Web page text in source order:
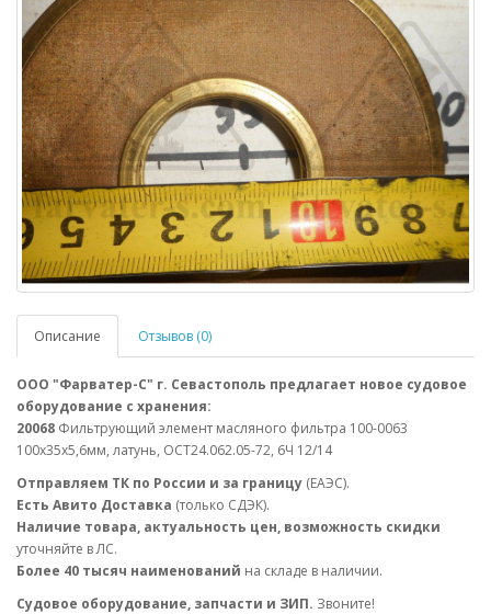
Описание Отзывов (0)
ООО "Фарватер-С" г. Севастополь предлагает новое судовое
оборудование с хранения:
20068 Фильтрующий элемент масляного фильтра 100-0063
100х35х5,6мм, латунь, ОСТ24.062.05-72, 6Ч 12/14
Отправляем ТК по России и за границу (ЕАЭС).
Есть Авито Доставка (только СДЭК).
Наличие товара, актуальность цен, возможность скидки
уточняйте в ЛС.
Более 40 тысяч наименований на складе в наличии.
Судовое оборудование, запчасти и ЗИП. Звоните!